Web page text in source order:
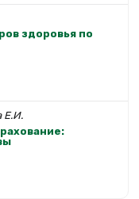
здоровья по
Е.И.